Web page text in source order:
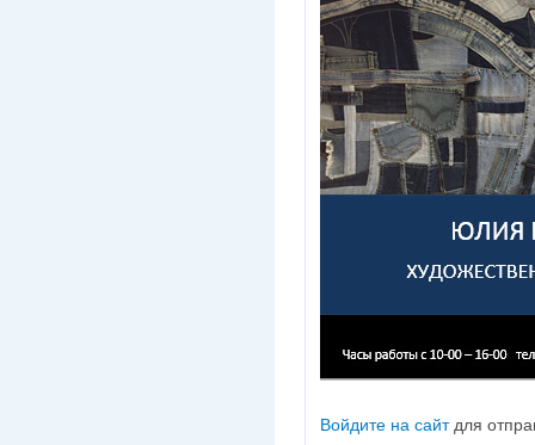
Войдите на сайтдля